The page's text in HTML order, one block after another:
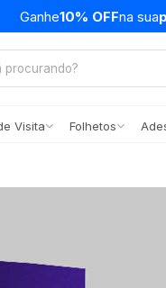
Ganhe10% OFFna sua
Visita Folhetos